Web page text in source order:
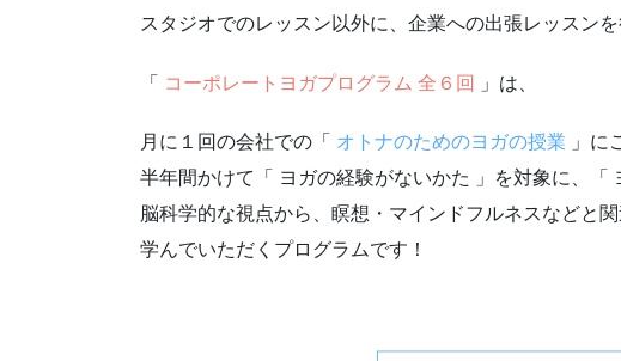
スタジオでのレッスン以外に、企業への出張レッスンを
「 コーポレートヨガプログラム 全６回 」は、
月に１回の会社での「 オトナのためのヨガの授業 」に
半年間かけて「 ヨガの経験がないかた 」を対象に、「
脳科学的な視点から、瞑想・マインドフルネスなどと
学んでいただくプログラムです！